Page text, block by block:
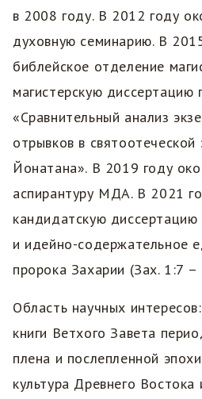
в 2008 году. В 2012 году
духовную семинарию. В
библейское отделение
магистерскую диссертацию
«Сравнительный анализ
отрывков в святоотеческой
Йонатана». В 2019 году
аспирантуру МДА. В 2021
кандидатскую диссертацию
и идейно-содержательное
пророка Захарии (Зах. 1:7 –
Область научных
книги Ветхого Завета
плена и послепленной
культура Древнего